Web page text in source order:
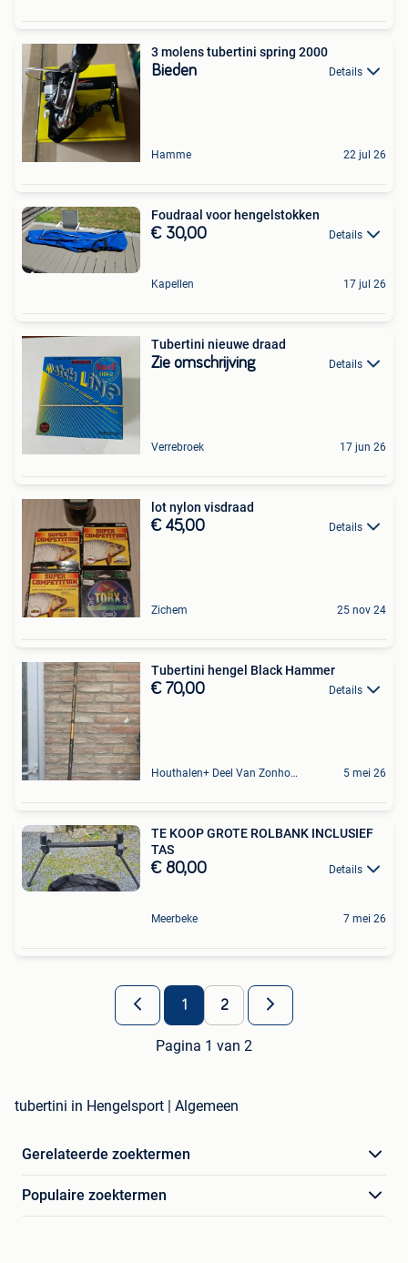
3 molens tubertini spring 2000
Bieden Details
Hamme 22 jul 26
Foudraal voor hengelstokken
€ 30,00 Details
Kapellen 17 jul 26
Tubertini nieuwe draad
Zie omschrijving Details
Verrebroek 17 jun 26
lot nylon visdraad
€ 45,00 Details
Zichem 25 nov 24
Tubertini hengel Black Hammer
€ 70,00 Details
Houthalen+ Deel Van Zonhoven En Zolder 5 mei 26
TE KOOP GROTE ROLBANK INCLUSIEF
TAS
€ 80,00 Details
Meerbeke 7 mei 26
1 2
Pagina 1 van 2
tubertini in Hengelsport | Algemeen
Gerelateerde zoektermen
Populaire zoektermen